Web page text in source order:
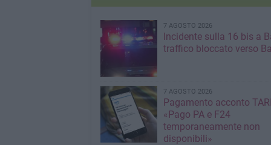
7 AGOSTO 2026
Incidente sulla 16 bis a
traffico bloccato verso
7 AGOSTO 2026
Pagamento acconto
«Pago PA e F24
temporaneamente non
disponibili»